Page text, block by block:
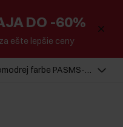
DO -60%
ešte lepšie ceny
farbe PASMS-